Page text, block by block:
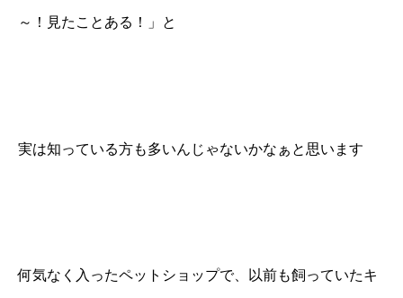
～！見たことある！」と
実は知っている方も多いんじゃないかなぁと思います
何気なく入ったペットショップで、以前も飼っていたキ